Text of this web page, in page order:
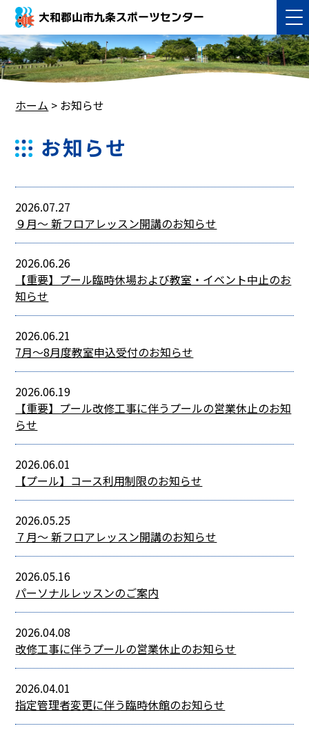
大和郡山市九条スポーツセンター
ホーム > お知らせ
お知らせ
2026.07.27
９月～ 新フロアレッスン開講のお知らせ
2026.06.26
【重要】プール臨時休場および教室・イベント中止のお
知らせ
2026.06.21
7月～8月度教室申込受付のお知らせ
2026.06.19
【重要】プール改修工事に伴うプールの営業休止のお知
らせ
2026.06.01
【プール】コース利用制限のお知らせ
2026.05.25
７月～ 新フロアレッスン開講のお知らせ
2026.05.16
パーソナルレッスンのご案内
2026.04.08
改修工事に伴うプールの営業休止のお知らせ
2026.04.01
指定管理者変更に伴う臨時休館のお知らせ